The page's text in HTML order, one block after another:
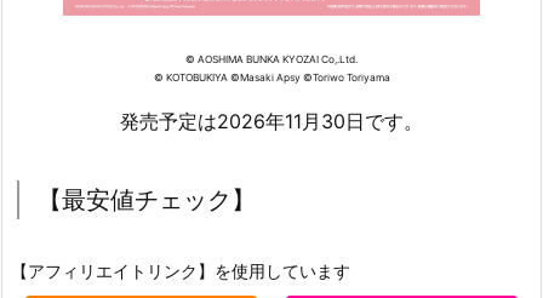
© AOSHIMA BUNKA KYOZAI Co,.Ltd.
© KOTOBUKIYA ©Masaki Apsy ©Toriwo Toriyama
発売予定は2026年11月30日です。
【最安値チェック】
【アフィリエイトリンク】を使用しています